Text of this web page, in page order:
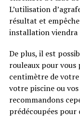
L’utilisation
résultat et
installation
De plus, il est
rouleaux pour
centimètre de votre
votre piscine ou vos
recommandons
prédécoupées